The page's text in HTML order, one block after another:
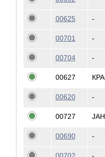
00625 -
00701 -
00704 -
00627
00620 -
00727
00690 -